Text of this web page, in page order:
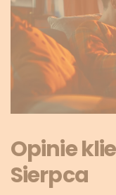
Opinie
Sierpca